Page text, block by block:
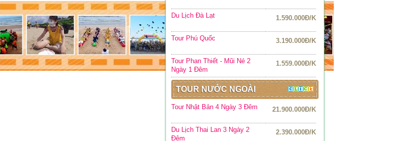
Du Lịch Đà Lạt 1.590.000Đ/K
Tour Phú Quốc 3.190.000Đ/K
Tour Phan Thiết - Mũi Né 2
Ngày 1 Đêm
1.559.000Đ/K
TOUR NƯỚC NGOÀI
Tour Nhật Bản 4 Ngày 3 Đêm 21.900.000Đ/K
Du Lịch Thai Lan 3 Ngày 2
Đêm
2.390.000Đ/K